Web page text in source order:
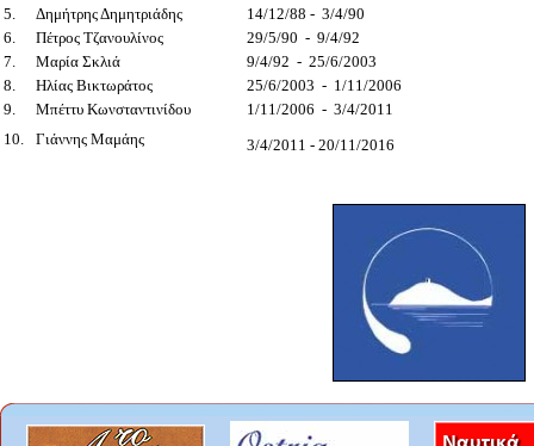
5.
Δημήτρης Δημητριάδης
14/12/88 - 3/4/90
6.
Πέτρος Τζανουλίνος
29/5/90 - 9/4/92
7.
Μαρία Σκλιά
9/4/92 - 25/6/2003
8.
Ηλίας Βικτωράτος
25/6/2003 - 1/11/2006
9.
Μπέττυ Κωνσταντινίδου
1/11/2006 - 3/4/2011
10.
Γιάννης Μαμάης 3/4/2011 - 20/11/2016